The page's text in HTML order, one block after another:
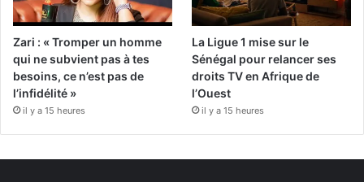
Zari : « Tromper un homme
qui ne subvient pas à tes
besoins, ce n’est pas de
l’infidélité »
il y a 15 heures
La Ligue 1 mise sur le
Sénégal pour relancer ses
droits TV en Afrique de
l’Ouest
il y a 15 heures